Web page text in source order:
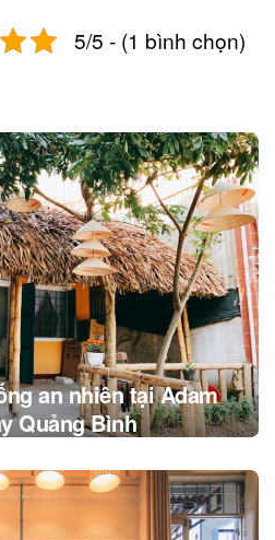
5/5 - (1 bình chọn)
an nhiên tại Adam
Quảng Bình